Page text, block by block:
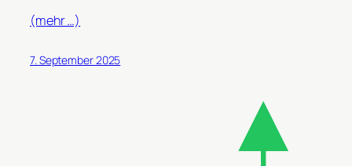
(mehr …)
7. September 2025